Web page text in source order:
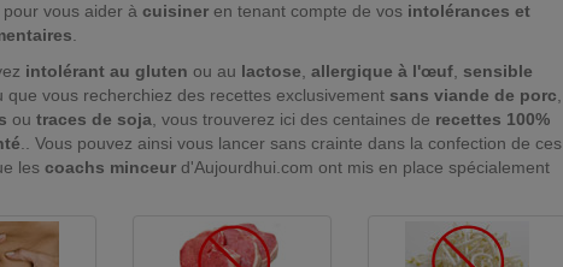
vous aider à cuisiner en tenant compte de vos intolérances et
intolérant au gluten ou au lactose allergique à l'œuf sensible
que vous recherchiez des recettes exclusivement sans viande de porc
ou traces de soja , vous trouverez ici des centaines de recettes 100%
.. Vous pouvez ainsi vous lancer sans crainte dans la confection de ces
les coachs minceur d'Aujourdhui.com ont mis en place spécialement